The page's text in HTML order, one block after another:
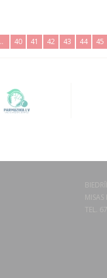
.. 40 41 42 43 44 45
TEL.